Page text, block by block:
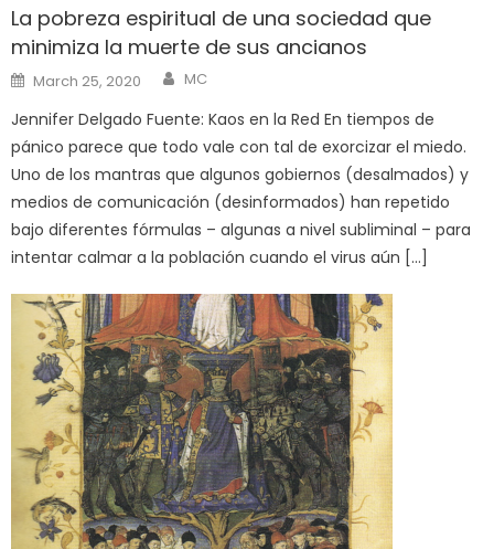
La pobreza espiritual de una sociedad que
minimiza la muerte de sus ancianos
Posted
on
March 25, 2020 Author
MC
Jennifer Delgado Fuente: Kaos en la Red En tiempos de
pánico parece que todo vale con tal de exorcizar el miedo.
Uno de los mantras que algunos gobiernos (desalmados) y
medios de comunicación (desinformados) han repetido
bajo diferentes fórmulas – algunas a nivel subliminal – para
intentar calmar a la población cuando el virus aún […]